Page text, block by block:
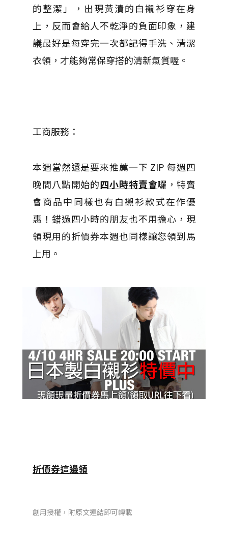
的整潔」，出現黃漬的白襯衫穿在身
上，反而會給人不乾淨的負面印象，建
議最好是每穿完一次都記得手洗、清潔
衣領，才能夠常保穿搭的清新氣質喔。
工商服務：
本週當然還是要來推薦一下 ZIP 每週四
晚間八點開始的四小時特賣會囉，特賣
會商品中同樣也有白襯衫款式在作優
惠！錯過四小時的朋友也不用擔心，現
領現用的折價券本週也同樣讓您領到馬
上用。
折價券這邊領
創用授權，附原文連結即可轉載